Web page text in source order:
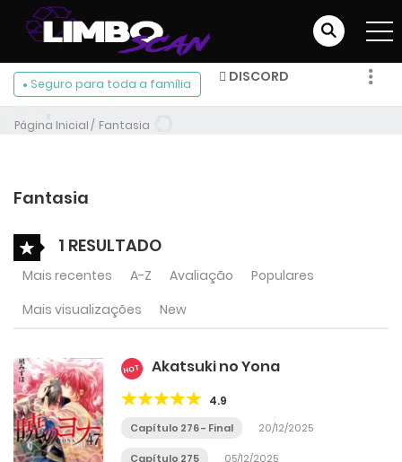
Seguro para toda a família
DISCORD
Página Inicial Fantasia
Fantasia
1 RESULTADO
Mais recentes A-Z Avaliação
Populares
Mais visualizações
New
HOT Akatsuki no Yona
4.9
Capítulo 276 - Final 20/12/2025
Capítulo 275 05/12/2025